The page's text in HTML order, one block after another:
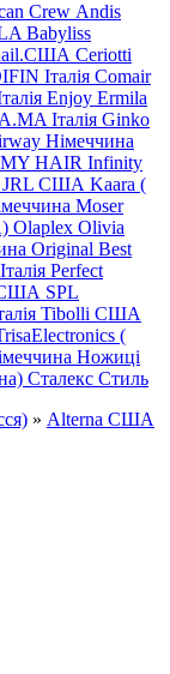
Crew Andis
Babyliss
Ceriotti
Італія Comair
Enjoy Ermila
Італія Ginko
Німеччина
HAIR Infinity
JRL США Kaara (
Moser
Olaplex Olivia
Original Best
Perfect
США SPL
Tibolli США
(
Ножиці
Сталекс Стиль
» Alterna США